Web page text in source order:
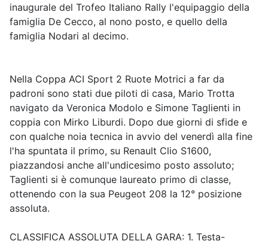
inaugurale del Trofeo Italiano Rally l'equipaggio della
famiglia De Cecco, al nono posto, e quello della
famiglia Nodari al decimo.
Nella Coppa ACI Sport 2 Ruote Motrici a far da
padroni sono stati due piloti di casa, Mario Trotta
navigato da Veronica Modolo e Simone Taglienti in
coppia con Mirko Liburdi. Dopo due giorni di sfide e
con qualche noia tecnica in avvio del venerdì alla fine
l'ha spuntata il primo, su Renault Clio S1600,
piazzandosi anche all'undicesimo posto assoluto;
Taglienti si è comunque laureato primo di classe,
ottenendo con la sua Peugeot 208 la 12° posizione
assoluta.
CLASSIFICA ASSOLUTA DELLA GARA: 1. Testa-